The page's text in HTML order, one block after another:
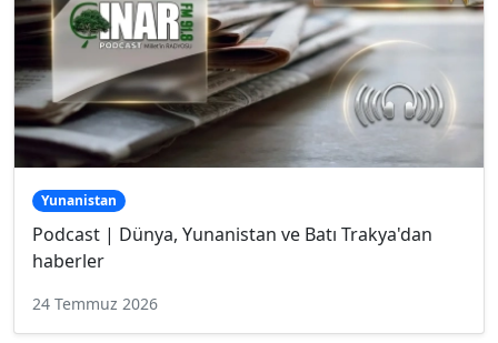
Yunanistan
Podcast | Dünya, Yunanistan ve Batı Trakya'dan
haberler
24 Temmuz 2026